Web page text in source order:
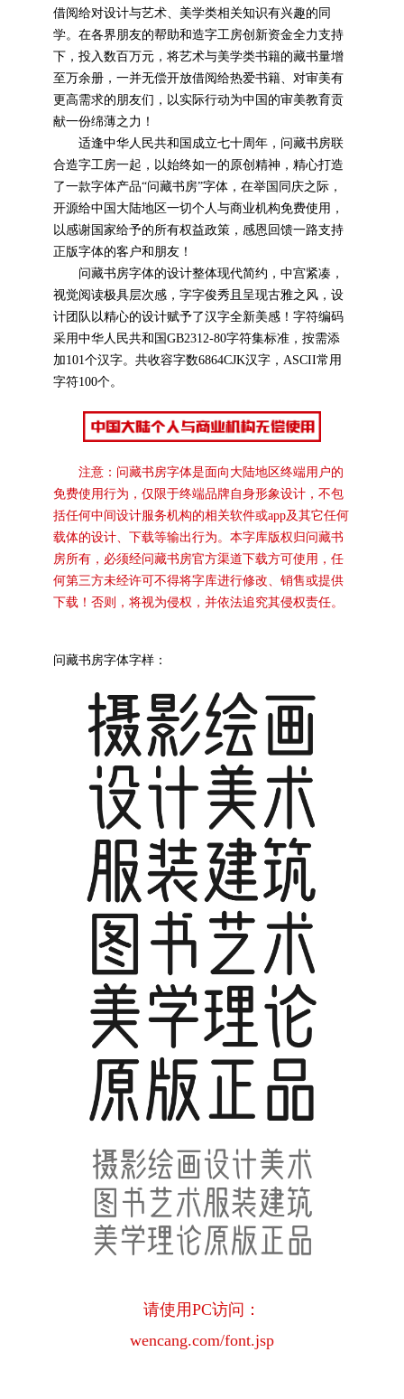
借阅给对设计与艺术、美学类相关知识有兴趣的同
学。在各界朋友的帮助和造字工房创新资金全力支持
下，投入数百万元，将艺术与美学类书籍的藏书量增
至万余册，一并无偿开放借阅给热爱书籍、对审美有
更高需求的朋友们，以实际行动为中国的审美教育贡
献一份绵薄之力！
适逢中华人民共和国成立七十周年，问藏书房联
合造字工房一起，以始终如一的原创精神，精心打造
了一款字体产品“问藏书房”字体，在举国同庆之际，
开源给中国大陆地区一切个人与商业机构免费使用，
以感谢国家给予的所有权益政策，感恩回馈一路支持
正版字体的客户和朋友！
问藏书房字体的设计整体现代简约，中宫紧凑，
视觉阅读极具层次感，字字俊秀且呈现古雅之风，设
计团队以精心的设计赋予了汉字全新美感！字符编码
采用中华人民共和国GB2312-80字符集标准，按需添
加101个汉字。共收容字数6864CJK汉字，ASCII常用
字符100个。
注意：问藏书房字体是面向大陆地区终端用户的
免费使用行为，仅限于终端品牌自身形象设计，不包
括任何中间设计服务机构的相关软件或app及其它任何
载体的设计、下载等输出行为。本字库版权归问藏书
房所有，必须经问藏书房官方渠道下载方可使用，任
何第三方未经许可不得将字库进行修改、销售或提供
下载！否则，将视为侵权，并依法追究其侵权责任。
问藏书房字体字样：
请使用PC访问：
wencang.com/font.jsp